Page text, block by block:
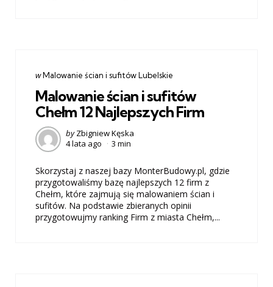
Categories
post
wMalowanie ścian i sufitów Lubelskie
Malowanie ścian i sufitów
Chełm 12 Najlepszych Firm
Posted
by
by Zbigniew Kęska
4 lata ago
3 min
Skorzystaj z naszej bazy MonterBudowy.pl, gdzie
przygotowaliśmy bazę najlepszych 12 firm z
Chełm, które zajmują się malowaniem ścian i
sufitów. Na podstawie zbieranych opinii
przygotowujmy ranking Firm z miasta Chełm,...